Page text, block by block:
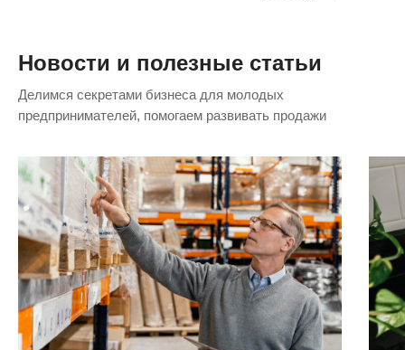
Новости и полезные статьи
Делимся секретами бизнеса для молодых
предпринимателей, помогаем развивать продажи